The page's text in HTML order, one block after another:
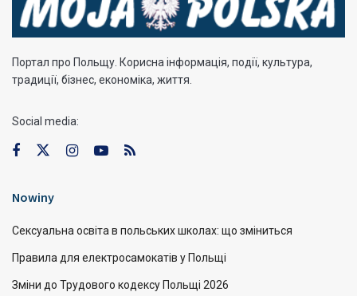
Портал про Польщу. Корисна інформація, події, культура,
традиції, бізнес, економіка, життя.
Social media:
Nowiny
Сексуальна освіта в польських школах: що зміниться
Правила для електросамокатів у Польщі
Зміни до Трудового кодексу Польщі 2026